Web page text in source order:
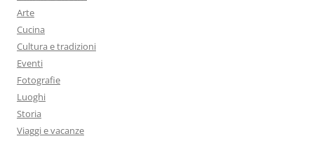
Arte
Cucina
Cultura e tradizioni
Eventi
Fotografie
Luoghi
Storia
Viaggi e vacanze